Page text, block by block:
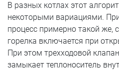
В разных котлах этот
некоторыми вариациями.
процесс примерно такой же,
горелка включается при
При этом трехходовой
замыкает теплоноситель